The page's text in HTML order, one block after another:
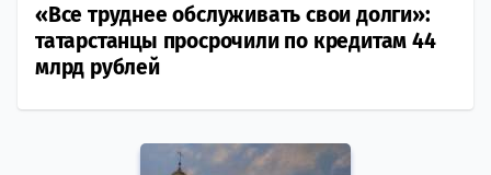
«Все труднее обслуживать свои долги»:
татарстанцы просрочили по кредитам 44
млрд рублей